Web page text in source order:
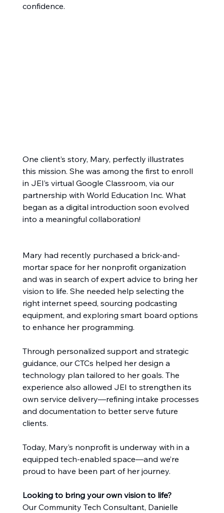
confidence.
One client’s story, Mary, perfectly illustrates
this mission. She was among the first to enroll
in JEI’s virtual Google Classroom, via our
partnership with World Education Inc. What
began as a digital introduction soon evolved
into a meaningful collaboration!
Mary had recently purchased a brick-and-
mortar space for her nonprofit organization
and was in search of expert advice to bring her
vision to life. She needed help selecting the
right internet speed, sourcing podcasting
equipment, and exploring smart board options
to enhance her programming.
Through personalized support and strategic
guidance, our CTCs helped her design a
technology plan tailored to her goals. The
experience also allowed JEI to strengthen its
own service delivery—refining intake processes
and documentation to better serve future
clients.
Today, Mary’s nonprofit is underway with in a
equipped tech-enabled space—and we’re
proud to have been part of her journey.
Looking to bring your own vision to life?
Our Community Tech Consultant, Danielle